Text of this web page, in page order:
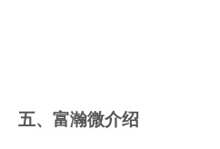
五、富瀚微介绍